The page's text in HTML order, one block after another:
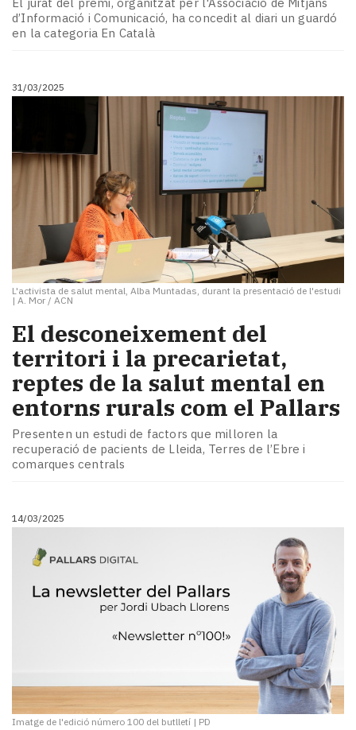
d’Informació i Comunicació, ha concedit al diari un guardó
en la categoria En Català
31/03/2025
L'activista de salut mental, Alba Muntadas, durant la presentació de l'estudi
| A. Mor / ACN
El desconeixement del
territori i la precarietat,
reptes de la salut mental en
entorns rurals com el Pallars
Presenten un estudi de factors que milloren la
recuperació de pacients de Lleida, Terres de l’Ebre i
comarques centrals
14/03/2025
Imatge de l'edició número 100 del butlletí | PD